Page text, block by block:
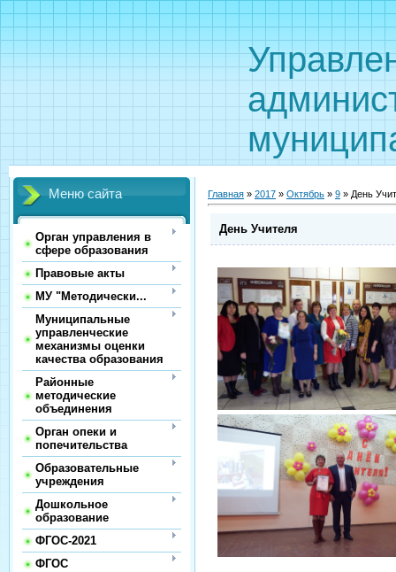
Меню сайта
Орган управления в
сфере образования
Правовые акты
МУ "Методически...
Муниципальные
управленческие
механизмы оценки
качества образования
Районные
методические
объединения
Орган опеки и
попечительства
Образовательные
учреждения
Дошкольное
образование
ФГОС-2021
ФГОС
Главная » 2017 » Октябрь » 9 » День
День Учителя